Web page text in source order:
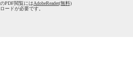
PDF閲覧にはAdobeReader(無料)
ードが必要です。